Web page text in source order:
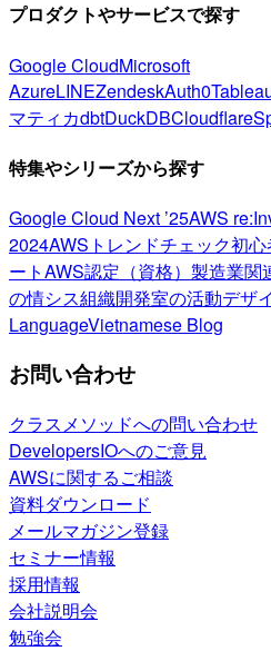
プロダクトやサービスで探す
Google CloudMicrosoft
AzureLINEZendeskAuth0
マティカdbtDuckDBCloudflare
特集やシリーズから探す
Google Cloud Next ’25AWS
2024AWSトレンドチェック初心
ートAWS認定（資格） 製造業関
の情シス組織開発室の活動デザ
LanguageVietnamese Blog
お問い合わせ
クラスメソッドへの問い合わせ
DevelopersIOへのご意見
AWSに関するご相談
資料ダウンロード
メールマガジン登録
セミナー情報
採用情報
会社説明会
勉強会